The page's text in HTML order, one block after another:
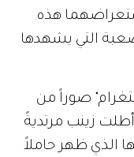
هذه
التي يشهدها
صوراً من
زينب مرتديةً
الذي ظهر حاملاً